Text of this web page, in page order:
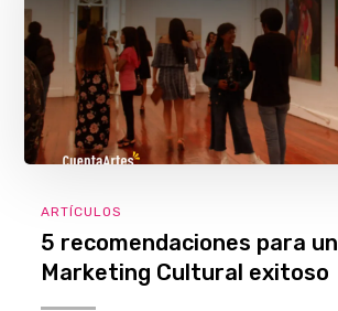
ARTÍCULOS
5 recomendaciones para un
Marketing Cultural exitoso